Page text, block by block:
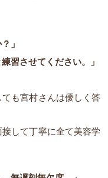
」
習させてください。」
も宮村さんは優しく答
接して丁寧に全て美容学